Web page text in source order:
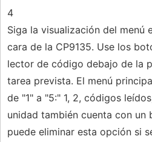
4
Siga la visualización del menú
cara de la CP9135. Use los
lector de código debajo de la
tarea prevista. El menú
de "1" a "5:" 1, 2, códigos
unidad también cuenta con
puede eliminar esta opción si